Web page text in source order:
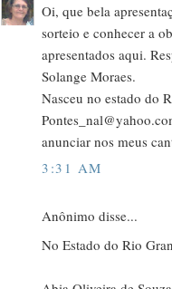
Oi, que bela
sorteio e conhecer a
apresentados aqui.
Solange Moraes.
Nasceu no estado do
anunciar nos meus
3:31 AM
Anônimo disse...
No Estado do Rio